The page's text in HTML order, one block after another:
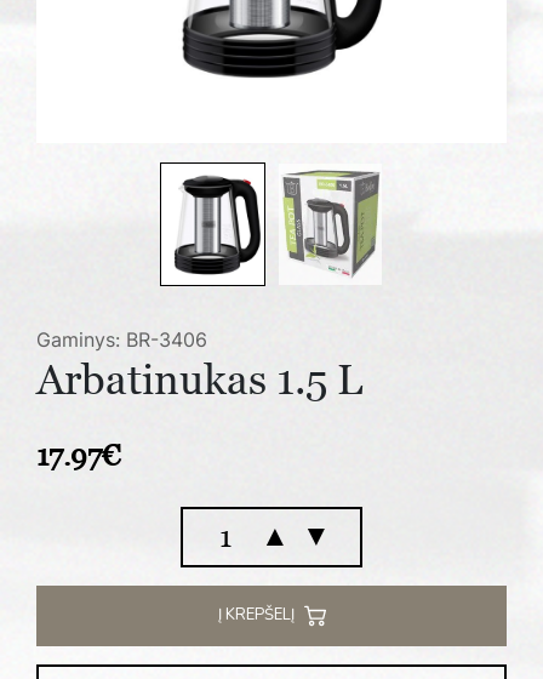
Gaminys: BR-3406
Arbatinukas 1.5 L
17.97€
produkto
Arbatinukas
L
▲ ▼
Į KREPŠELĮ